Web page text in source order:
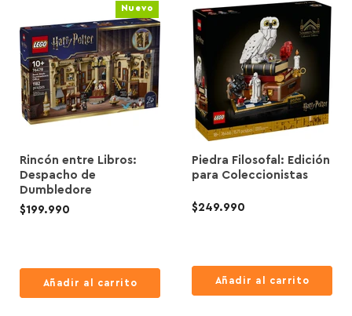
Nuevo
Rincón entre Libros:
Despacho de
Dumbledore
$199.990
Añadir al carrito
Piedra Filosofal: Edición
para Coleccionistas
$249.990
Añadir al carrito